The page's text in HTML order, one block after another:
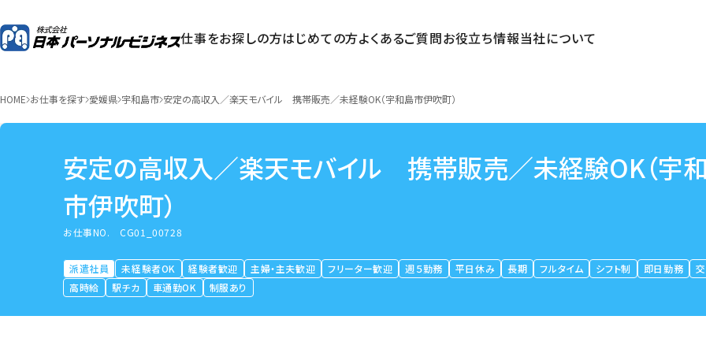
仕事をお探しの方はじめての方よくあるご質問お役立ち情報当社について
HOME お仕事を探す 愛媛県 宇和島市 安定の高収入／楽天モバイル 携帯販売／未経験OK（宇和島市伊吹町）
安定の高収入／楽天モバイル 携帯販売／未経験OK（宇
市伊吹町）
お仕事NO.CG01_00728
派遣社員 未経験者OK 経験者歓迎 主婦・主夫歓迎 フリーター歓迎 週５勤務 平日休み 長期 フルタイム シフト制 即日勤務
高時給
駅チカ 車通勤OK 制服あり